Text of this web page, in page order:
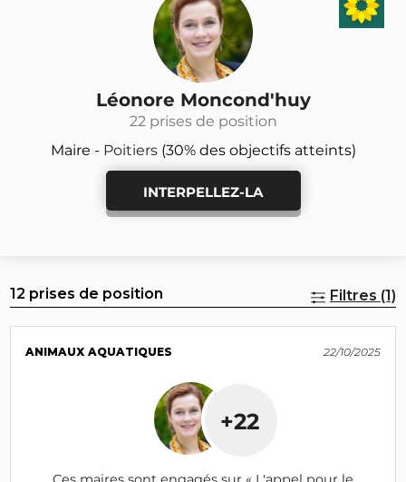
Léonore Moncond'huy
22 prises de position
Maire - Poitiers(30% des objectifs atteints)
INTERPELLEZ-LA
12 prises de position Filtres (1)
ANIMAUX AQUATIQUES 22/10/2025
+22